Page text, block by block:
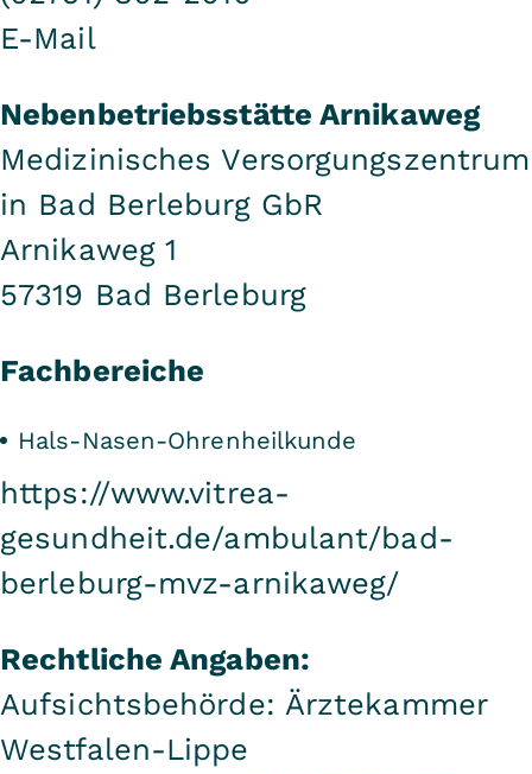
E-Mail
Nebenbetriebsstätte Arnikaweg
Medizinisches Versorgungszentrum
in Bad Berleburg GbR
Arnikaweg 1
57319 Bad Berleburg
Fachbereiche
Hals-Nasen-Ohrenheilkunde
https://www.vitrea-
gesundheit.de/ambulant/bad-
berleburg-mvz-arnikaweg/
Rechtliche Angaben:
Aufsichtsbehörde: Ärztekammer
Westfalen-Lippe